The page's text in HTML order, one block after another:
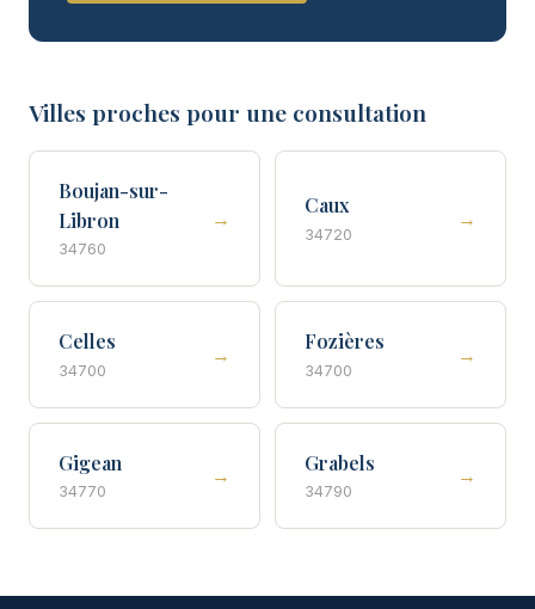
Villes proches pour une consultation
Boujan-sur-
Libron
34760
→
Caux
34720
→
Celles
34700
→
Fozières
34700
→
Gigean
34770
→
Grabels
34790
→